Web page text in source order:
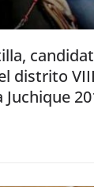
distrito
Juchique